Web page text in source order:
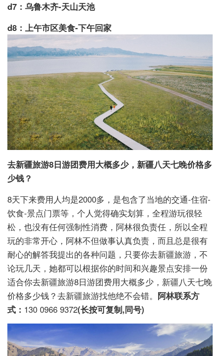
d7：乌鲁木齐-天山天池
d8：上午市区美食-下午回家
去新疆旅游8日游团费用大概多少，新疆八天七晚价格多
少钱？
8天下来费用人均是2000多，是包含了当地的交通-住宿-
饮食-景点门票等，个人觉得确实划算，全程游玩很轻
松，也没有任何强制性消费，阿林很负责任，所以全程
玩的非常开心，阿林不但做事认真负责，而且总是很有
耐心的解答我提出的各种问题，只要你去新疆旅游，不
论玩几天，她都可以根据你的时间和兴趣景点安排一份
适合你去新疆旅游8日游团费用大概多少，新疆八天七晚
价格多少钱？去新疆旅游找他绝不会错。 阿林联系方
式： 130 0966 9372(长按可复制,同号)